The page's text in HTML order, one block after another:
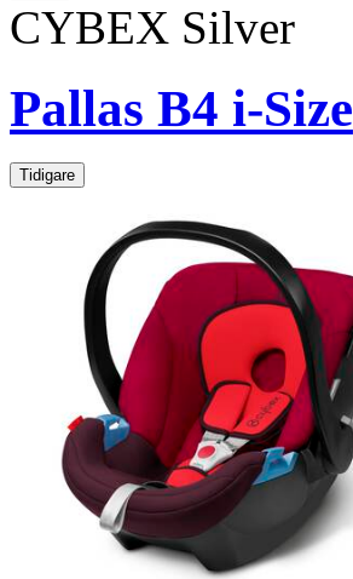
CYBEX Silver
Pallas B4 i-Size
Tidigare